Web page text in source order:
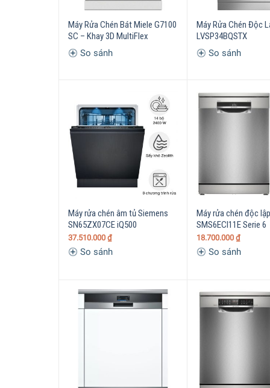
Máy Rửa Chén Bát Miele G7100
SC – Khay 3D MultiFlex
So sánh
Máy Rửa Chén Độc
LVSP34BQSTX
So sánh
Máy rửa chén âm tủ Siemens
SN65ZX07CE iQ500
37.510.000 ₫
So sánh
Máy rửa chén độc
SMS6ECI11E Serie 6
18.700.000 ₫
So sánh